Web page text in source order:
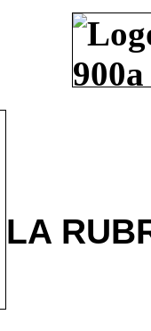
LA